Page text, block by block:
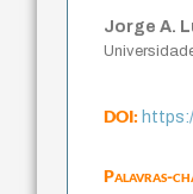
Jorge A.
DOI:
Palavras-